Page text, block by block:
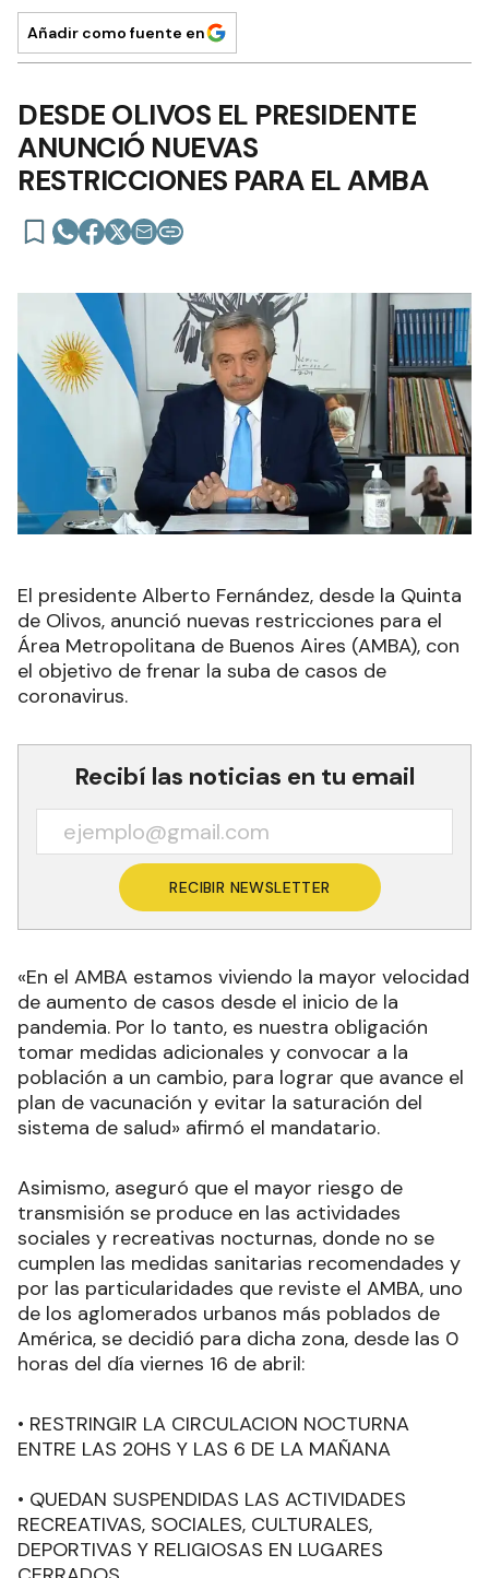
Añadir como fuente en
DESDE OLIVOS EL PRESIDENTE
ANUNCIÓ NUEVAS
RESTRICCIONES PARA EL AMBA
El presidente Alberto Fernández, desde la Quinta
de Olivos, anunció nuevas restricciones para el
Área Metropolitana de Buenos Aires (AMBA), con
el objetivo de frenar la suba de casos de
coronavirus.
Recibí las noticias en tu email
RECIBIR NEWSLETTER
«En el AMBA estamos viviendo la mayor velocidad
de aumento de casos desde el inicio de la
pandemia. Por lo tanto, es nuestra obligación
tomar medidas adicionales y convocar a la
población a un cambio, para lograr que avance el
plan de vacunación y evitar la saturación del
sistema de salud» afirmó el mandatario.
Asimismo, aseguró que el mayor riesgo de
transmisión se produce en las actividades
sociales y recreativas nocturnas, donde no se
cumplen las medidas sanitarias recomendades y
por las particularidades que reviste el AMBA, uno
de los aglomerados urbanos más poblados de
América, se decidió para dicha zona, desde las 0
horas del día viernes 16 de abril:
• RESTRINGIR LA CIRCULACION NOCTURNA
ENTRE LAS 20HS Y LAS 6 DE LA MAÑANA
• QUEDAN SUSPENDIDAS LAS ACTIVIDADES
RECREATIVAS, SOCIALES, CULTURALES,
DEPORTIVAS Y RELIGIOSAS EN LUGARES